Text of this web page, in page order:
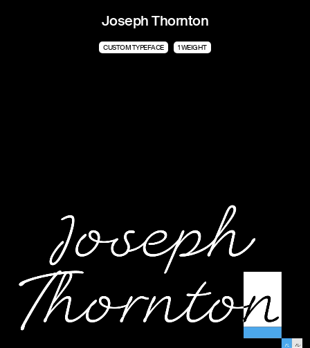
Joseph Thornton
CUSTOM TYPEFACE 1 WEIGHT